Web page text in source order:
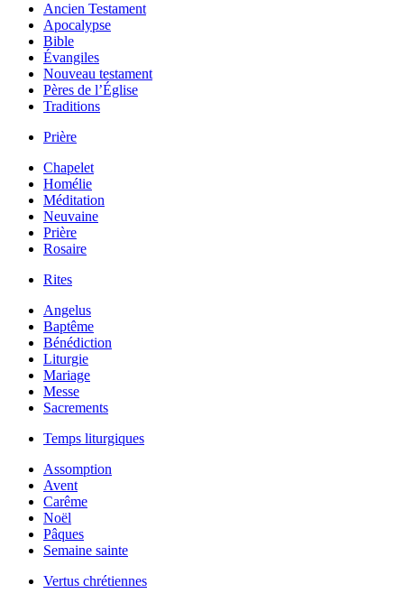
Ancien Testament
Apocalypse
Bible
Évangiles
Nouveau testament
Pères de l’Église
Traditions
Prière
Chapelet
Homélie
Méditation
Neuvaine
Prière
Rosaire
Rites
Angelus
Baptême
Bénédiction
Liturgie
Mariage
Messe
Sacrements
Temps liturgiques
Assomption
Avent
Carême
Noël
Pâques
Semaine sainte
Vertus chrétiennes